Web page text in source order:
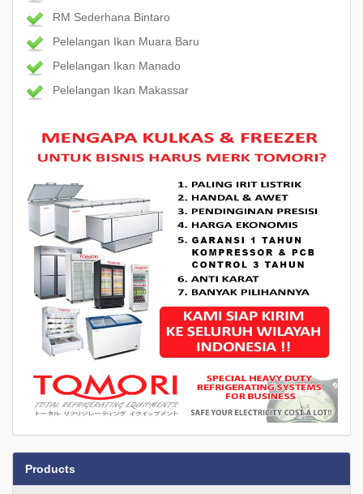
RM Sederhana Bintaro
Pelelangan Ikan Muara Baru
Pelelangan Ikan Manado
Pelelangan Ikan Makassar
Products